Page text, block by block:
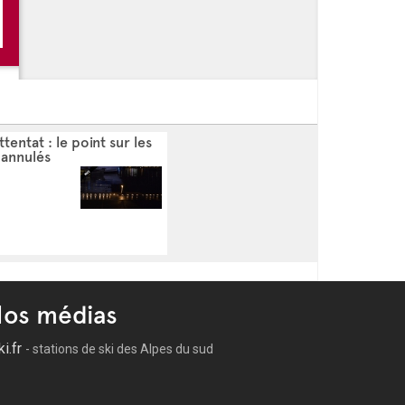
: le point sur les
médias
- stations de ski des Alpes du sud